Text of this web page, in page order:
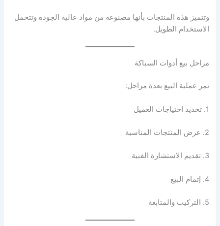
وتتميز هذه المنتجات بأنها مصنوعة من مواد عالية الجودة وتتحمل
الاستخدام الطويل.
مراحل بيع أدوات السباكة
تمر عملية البيع بعدة مراحل:
1. تحديد احتياجات العميل
2. عرض المنتجات المناسبة
3. تقديم الاستشارة الفنية
4. إتمام البيع
5. التركيب والمتابعة